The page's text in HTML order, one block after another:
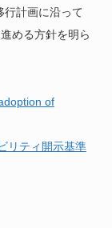
行計画に沿って
める方針を明ら
of
リティ開示基準